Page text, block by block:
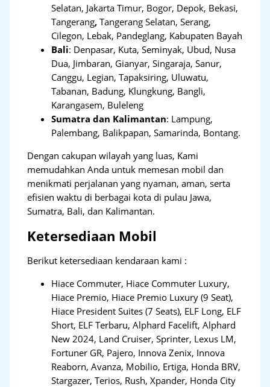
Selatan, Jakarta Timur, Bogor, Depok, Bekasi,
Tangerang,Tangerang Selatan, Serang,
Cilegon, Lebak, Pandeglang, Kabupaten Bayah
Bali: Denpasar, Kuta, Seminyak, Ubud, Nusa
Dua, Jimbaran, Gianyar, Singaraja, Sanur,
Canggu, Legian, Tapaksiring, Uluwatu,
Tabanan, Badung, Klungkung, Bangli,
Karangasem, Buleleng
Sumatra dan Kalimantan: Lampung,
Palembang, Balikpapan, Samarinda, Bontang.
Dengan cakupan wilayah yang luas, Kami
memudahkan Anda untuk memesan mobil dan
menikmati perjalanan yang nyaman, aman, serta
efisien waktu di berbagai kota di pulau Jawa,
Sumatra, Bali, dan Kalimantan.
Ketersediaan Mobil
Berikut ketersediaan kendaraan kami :
Hiace Commuter, Hiace Commuter Luxury,
Hiace Premio, Hiace Premio Luxury (9 Seat),
Hiace President Suites (7 Seats), ELF Long, ELF
Short, ELF Terbaru, Alphard Facelift, Alphard
New 2024, Land Cruiser, Sprinter, Lexus LM,
Fortuner GR, Pajero, Innova Zenix, Innova
Reaborn, Avanza, Mobilio, Ertiga, Honda BRV,
Stargazer, Terios, Rush, Xpander, Honda City